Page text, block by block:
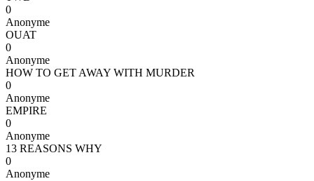
0
Anonyme
OUAT
0
Anonyme
HOW TO GET AWAY WITH MURDER
0
Anonyme
EMPIRE
0
Anonyme
13 REASONS WHY
0
Anonyme